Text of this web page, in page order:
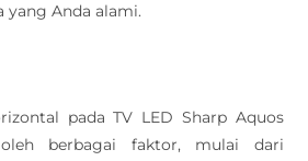
yang Anda alami.
pada TV LED Sharp Aquos
berbagai faktor, mulai dari